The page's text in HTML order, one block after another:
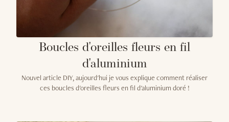
Boucles d'oreilles fleurs en fil
d'aluminium
Nouvel article DIY, aujourd'hui je vous explique comment réaliser
ces boucles d'oreilles fleurs en fil d'aluminium doré !